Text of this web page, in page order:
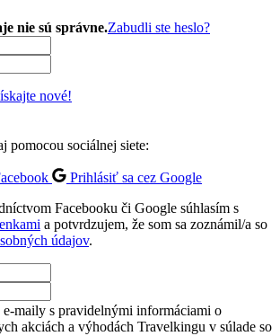
nie sú správne.Zabudli ste heslo?
nové!
pomocou sociálnej siete:
Prihlásiť sa cez Google
Facebooku či Google súhlasím s
a potvrdzujem, že som sa zoznámil/a so
údajov.
maily s pravidelnými informáciami o
akciách a výhodách Travelkingu v súlade so